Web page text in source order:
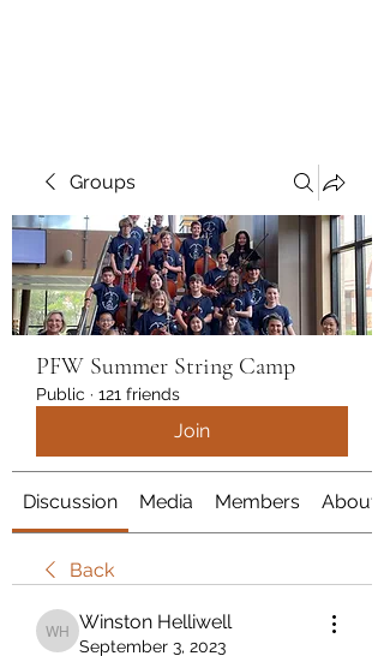
Groups
PFW Summer String Camp
Public · 121 friends
Join
Discussion Media Members About
Back
Winston Helliwell
Winston Helliwell
September 3, 2023